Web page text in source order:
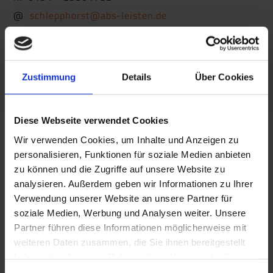
Zustimmung Details Über Cookies
Diese Webseite verwendet Cookies
Wir verwenden Cookies, um Inhalte und Anzeigen zu
personalisieren, Funktionen für soziale Medien anbieten
zu können und die Zugriffe auf unsere Website zu
analysieren. Außerdem geben wir Informationen zu Ihrer
Verwendung unserer Website an unsere Partner für
soziale Medien, Werbung und Analysen weiter. Unsere
Partner führen diese Informationen möglicherweise mit
weiteren Daten zusammen, die Sie ihnen bereitgestellt
@ schlepphorst@abs-leisten.de
Frank Schmidt
Handelsvertretung BOLTA Fußbodenprofile
Bornackerweg 9
35232 Dautphetal